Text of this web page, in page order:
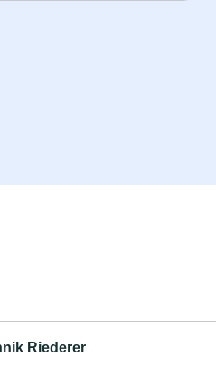
Riederer